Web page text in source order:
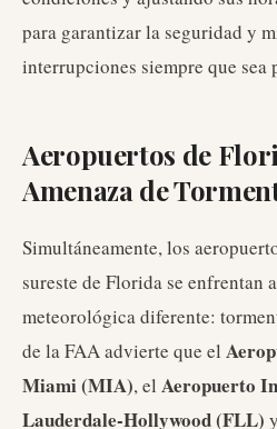
para garantizar la seguridad y
interrupciones siempre que sea
Aeropuertos de
Amenaza de
Simultáneamente, los
sureste de Florida se enfrentan
meteorológica diferente:
de la FAA advierte que el
Miami (MIA), el Aeropuerto
Lauderdale-Hollywood (FLL)